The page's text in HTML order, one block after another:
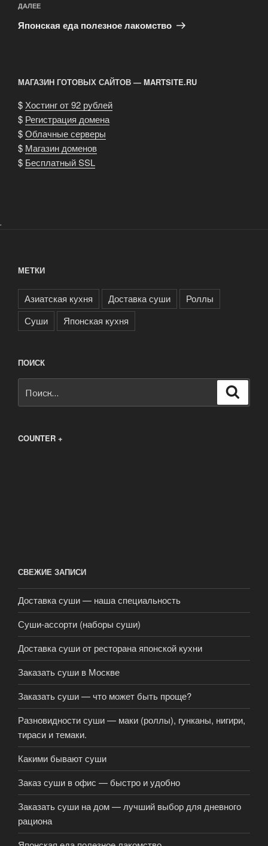
Следующая
запись
ДАЛЕЕ
Японская еда полезное лакомство
МАГАЗИН ГОТОВЫХ САЙТОВ — MARTSITE.RU
$Хостинг от 92 рублей
$ Регистрация домена
$Облачные серверы
$ Магазин доменов
$ Бесплатный SSL
.
МЕТКИ
Азиатская кухня Доставка суши
Роллы
Суши
Японская кухня
ПОИСК
COUNTER +
СВЕЖИЕ ЗАПИСИ
Доставка суши — наша специальность
Суши-ассорти (наборы суши)
Доставка суши от ресторана японской кухни
Заказать суши в Москве
Заказать суши — что может быть проще?
Разновидности суши — маки (роллы), гунканы, нигири,
тираси и темаки.
Какими бывают суши
Заказ суши в офис — быстро и удобно
Заказать суши на дом — лучший выбор для дневного
рациона